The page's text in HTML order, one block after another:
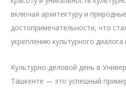
включая архитектуру и природные
достопримечательности, что
укреплению культурного
Культурно-деловой день в
Ташкенте — это успешный